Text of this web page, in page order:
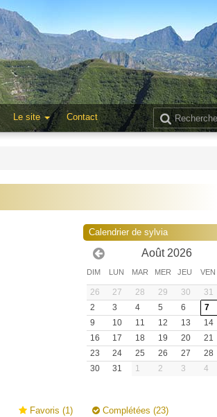
Le site Contact
Calendrier de sylvia
Août 2026
DIM LUN MAR MER JEU VEN
26 27 28 29 30 31
2
3 4 5 6 7
9
10 11 12 13 14
16
17 18 19 20 21
23
24 25 26 27 28
30
31 1 2 3 4
Favoris (1) Complétées (23)